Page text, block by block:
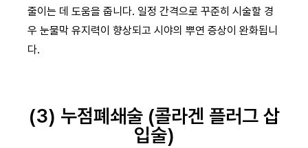
줄이는 데 도움을 줍니다. 일정 간격으로 꾸준히 시술할 경
우 눈물막 유지력이 향상되고 시야의 뿌연 증상이 완화됩니
다.
(3) 누점폐쇄술 (콜라겐 플러그 삽
입술)